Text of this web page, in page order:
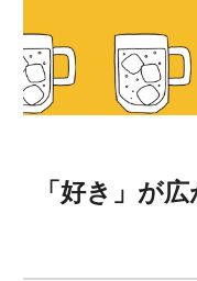
「好き」が